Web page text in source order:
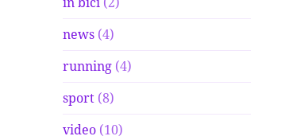
news (4)
running (4)
sport (8)
video (10)